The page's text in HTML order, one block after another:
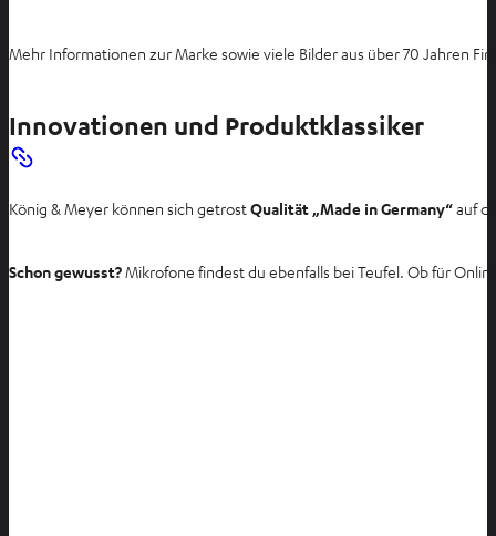
Mehr Informationen zur Marke sowie viele Bilder aus über 70 Jahren
Innovationen und Produktklassiker
König & Meyer können sich getrostQualität „Made in Germany“auf
Schon gewusst?Mikrofone findest du ebenfalls bei Teufel. Ob für